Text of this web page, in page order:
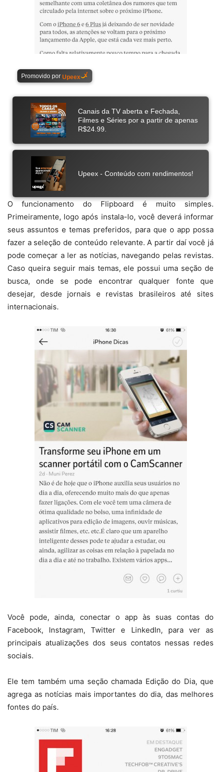
O funcionamento do Flipboard é muito simples.
Primeiramente, logo após instala-lo, você deverá informar
seus assuntos e temas preferidos, para que o app possa
fazer a seleção de conteúdo relevante. A partir daí você já
pode começar a ler as notícias, navegando pelas revistas.
Caso queira seguir mais temas, ele possui uma seção de
busca, onde se pode encontrar qualquer fonte que
desejar, desde jornais e revistas brasileiros até sites
internacionais.
Você pode, ainda, conectar o app às suas contas do
Facebook, Instagram, Twitter e LinkedIn, para ver as
principais atualizações dos seus contatos nessas redes
sociais.
Ele tem também uma seção chamada Edição do Dia, que
agrega as notícias mais importantes do dia, das melhores
fontes do país.